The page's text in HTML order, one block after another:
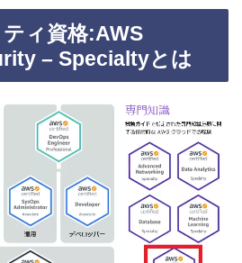
ィ資格:AWS
– Specialtyとは